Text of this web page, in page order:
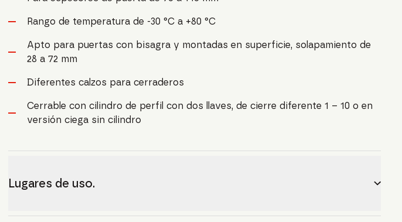
Rango de temperatura de -30 °C a +80 °C
Apto para puertas con bisagra y montadas en superficie, solapamiento de
28 a 72 mm
Diferentes calzos para cerraderos
Cerrable con cilindro de perfil con dos llaves, de cierre diferente 1 – 10 o en
versión ciega sin cilindro
Lugares de uso.